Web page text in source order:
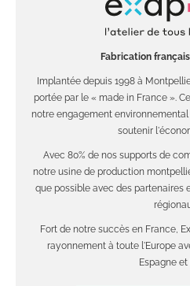
Fabrication
Implantée depuis 1998 à
portée par le « made in France ».
notre engagement
soutenir
Avec 80% de nos supports de
notre usine de production
que possible avec des partenaires
Fort de notre succès en France,
rayonnement à toute l'Europe
Espagne et